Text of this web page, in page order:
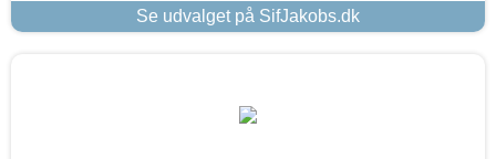
Se udvalget på SifJakobs.dk